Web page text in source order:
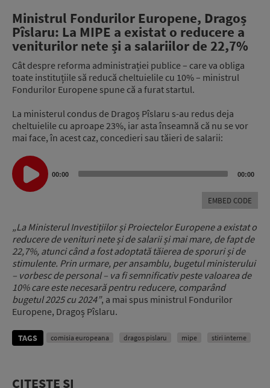
Ministrul Fondurilor Europene, Dragoș
Pîslaru: La MIPE a existat o reducere a
veniturilor nete și a salariilor de 22,7%
Cât despre reforma administrației publice – care va obliga
toate instituțiile să reducă cheltuielile cu 10% – ministrul
Fondurilor Europene spune că a furat startul.
La ministerul condus de Dragoș Pîslaru s-au redus deja
cheltuielile cu aproape 23%, iar asta înseamnă că nu se vor
mai face, în acest caz, concedieri sau tăieri de salarii:
Audio
Player
00:00 00:00
EMBED CODE
„La Ministerul Investițiilor și Proiectelor Europene a existat o
reducere de venituri nete și de salarii și mai mare, de fapt de
22,7%, atunci când a fost adoptată tăierea de sporuri și de
stimulente. Prin urmare, per ansamblu, bugetul ministerului
– vorbesc de personal – va fi semnificativ peste valoarea de
10% care este necesară pentru reducere, comparând
bugetul 2025 cu 2024”, a mai spus ministrul Fondurilor
Europene, Dragoș Pîslaru.
TAGS comisia europeana dragos pislaru mipe stiri interne
CITEȘTE ȘI